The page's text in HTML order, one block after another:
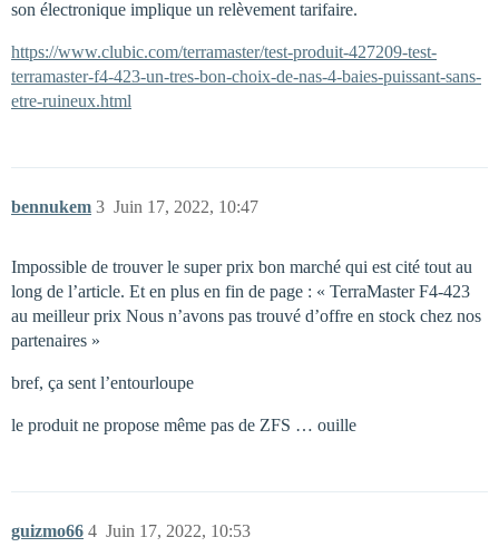
son électronique implique un relèvement tarifaire.
https://www.clubic.com/terramaster/test-produit-427209-test-
terramaster-f4-423-un-tres-bon-choix-de-nas-4-baies-puissant-sans-
etre-ruineux.html
bennukem Juin 17, 2022, 10:47
3
Impossible de trouver le super prix bon marché qui est cité tout au
long de l’article. Et en plus en fin de page : « TerraMaster F4-423
au meilleur prix Nous n’avons pas trouvé d’offre en stock chez nos
partenaires »
bref, ça sent l’entourloupe
le produit ne propose même pas de ZFS … ouille
guizmo66 Juin 17, 2022, 10:53
4